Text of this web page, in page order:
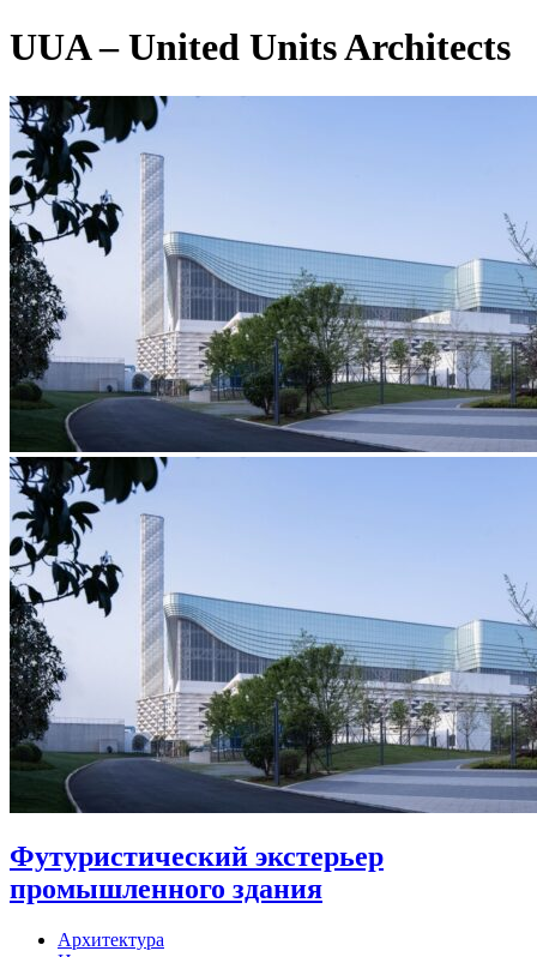
UUA – United Units Architects
Футуристический экстерьер
промышленного здания
Архитектура